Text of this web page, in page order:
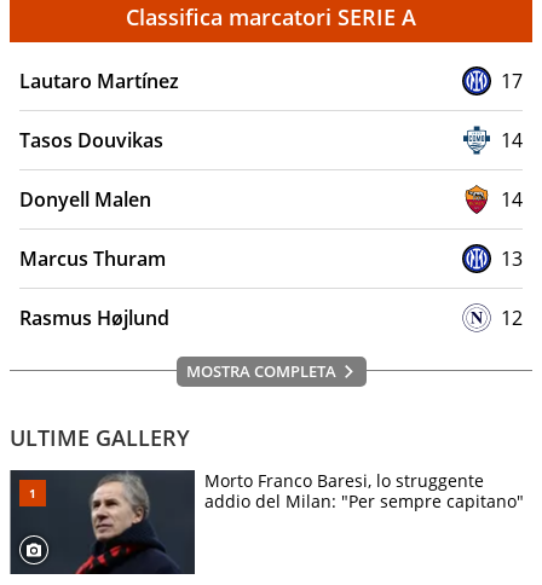
Classifica marcatori SERIE A
Lautaro Martínez 17
Tasos Douvikas 14
Donyell Malen 14
Marcus Thuram 13
Rasmus Højlund 12
MOSTRA COMPLETA
ULTIME GALLERY
Morto Franco Baresi, lo struggente
addio del Milan: "Per sempre capitano"